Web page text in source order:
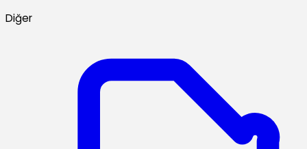
Diğer